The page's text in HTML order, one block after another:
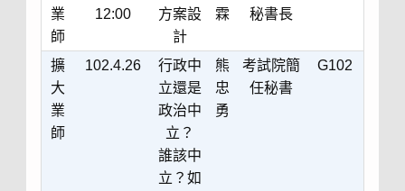
業
師
12:00
方案設
計
霖
秘書長
擴
大
業
師
102.4.26
行政中
立還是
政治中
立？
誰該中
立？如
熊
忠
勇
考試院簡
任秘書
G102